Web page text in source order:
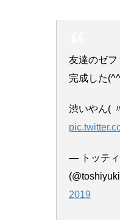
友達のゼ
完成した
渋いやん(
— トッテ
2019